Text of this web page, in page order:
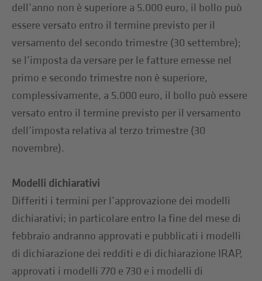
dell’anno non è superiore a 5.000 euro, il bollo può
essere versato entro il termine previsto per il
versamento del secondo trimestre (30 settembre);
se l’imposta da versare per le fatture emesse nel
primo e secondo trimestre non è superiore,
complessivamente, a 5.000 euro, il bollo può essere
versato entro il termine previsto per il versamento
dell’imposta relativa al terzo trimestre (30
novembre).
Modelli dichiarativi
Differiti i termini per l’approvazione dei modelli
dichiarativi; in particolare entro la fine del mese di
febbraio andranno approvati e pubblicati i modelli
di dichiarazione dei redditi e di dichiarazione IRAP,
approvati i modelli 770 e 730 e i modelli di